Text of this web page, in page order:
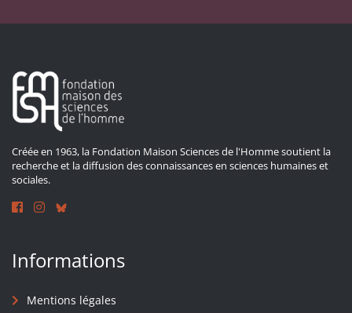
Créée en 1963, la Fondation Maison Sciences de l'Homme soutient la
recherche et la diffusion des connaissances en sciences humaines et
sociales.
Informations
Mentions légales